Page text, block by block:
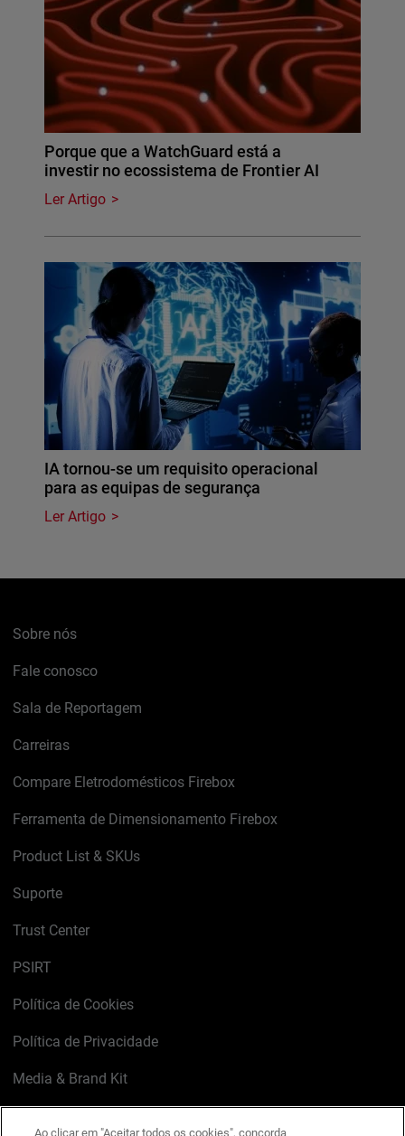
Porque que a WatchGuard está a
investir no ecossistema de Frontier AI
Ler Artigo
IA tornou-se um requisito operacional
para as equipas de segurança
Ler Artigo
Sobre nós
Fale conosco
Sala de Reportagem
Carreiras
Compare Eletrodomésticos Firebox
Ferramenta de Dimensionamento Firebox
Product List & SKUs
Suporte
Trust Center
PSIRT
Política de Cookies
Política de Privacidade
Media & Brand Kit
Ao clicar em "Aceitar todos os cookies", concorda